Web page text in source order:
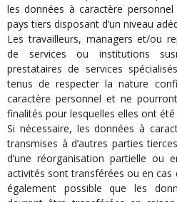
les données à caractère
pays tiers disposant d’un niveau
Les travailleurs, managers et/ou
de services ou institutions
prestataires de services
tenus de respecter la nature
caractère personnel et ne
finalités pour lesquelles elles ont
Si nécessaire, les données à
transmises à d’autres parties
d’une réorganisation partielle ou
activités sont transférées ou en
également possible que les